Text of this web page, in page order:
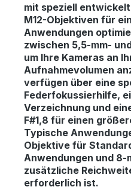
mit speziell
M12-Objektiven für
Anwendungen
zwischen 5,5-mm-
um Ihre Kameras an
Aufnahmevolumen
verfügen über eine
Federfokussierhilfe,
Verzeichnung und
F#1,8 für einen
Typische
Objektive für
Anwendungen und 8-
zusätzliche
erforderlich ist.